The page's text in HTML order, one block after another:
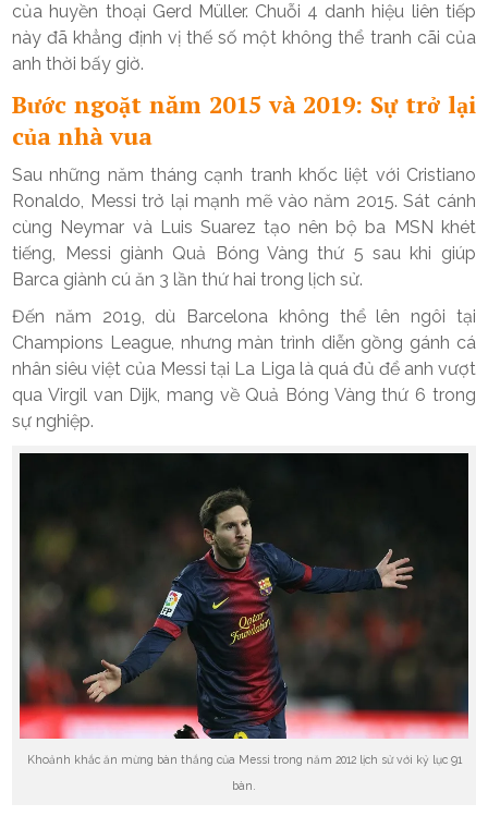
của huyền thoại Gerd Müller. Chuỗi 4 danh hiệu liên tiếp
này đã khẳng định vị thế số một không thể tranh cãi của
anh thời bấy giờ.
Bước ngoặt năm 2015 và 2019: Sự trở lại
của nhà vua
Sau những năm tháng cạnh tranh khốc liệt với Cristiano
Ronaldo, Messi trở lại mạnh mẽ vào năm 2015. Sát cánh
cùng Neymar và Luis Suarez tạo nên bộ ba MSN khét
tiếng, Messi giành Quả Bóng Vàng thứ 5 sau khi giúp
Barca giành cú ăn 3 lần thứ hai trong lịch sử.
Đến năm 2019, dù Barcelona không thể lên ngôi tại
Champions League, nhưng màn trình diễn gồng gánh cá
nhân siêu việt của Messi tại La Liga là quá đủ để anh vượt
qua Virgil van Dijk, mang về Quả Bóng Vàng thứ 6 trong
sự nghiệp.
Khoảnh khắc ăn mừng bàn thắng của Messi trong năm 2012 lịch sử với kỷ lục 91
bàn.